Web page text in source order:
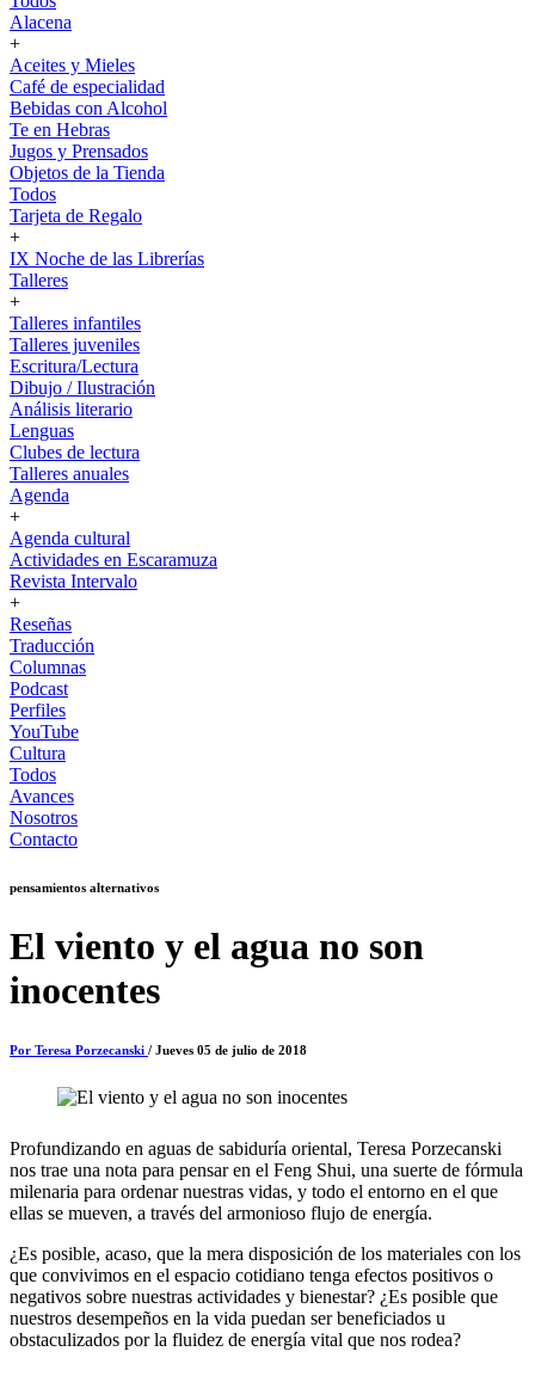
Alacena
+
Aceites y Mieles
Café de especialidad
Bebidas con Alcohol
Te en Hebras
Jugos y Prensados
Objetos de la Tienda
Todos
Tarjeta de Regalo
+
IX Noche de las Librerías
Talleres
+
Talleres infantiles
Talleres juveniles
Escritura/Lectura
Dibujo / Ilustración
Análisis literario
Lenguas
Clubes de lectura
Talleres anuales
Agenda
+
Agenda cultural
Actividades en Escaramuza
Revista Intervalo
+
Reseñas
Traducción
Columnas
Podcast
Perfiles
YouTube
Cultura
Todos
Avances
Nosotros
Contacto
pensamientos alternativos
El viento y el agua no son
inocentes
Por Teresa Porzecanski / Jueves 05 de julio de 2018
Profundizando en aguas de sabiduría oriental, Teresa Porzecanski
nos trae una nota para pensar en el Feng Shui, una suerte de fórmula
milenaria para ordenar nuestras vidas, y todo el entorno en el que
ellas se mueven, a través del armonioso flujo de energía.
¿Es posible, acaso, que la mera disposición de los materiales con los
que convivimos en el espacio cotidiano tenga efectos positivos o
negativos sobre nuestras actividades y bienestar? ¿Es posible que
nuestros desempeños en la vida puedan ser beneficiados u
obstaculizados por la fluidez de energía vital que nos rodea?